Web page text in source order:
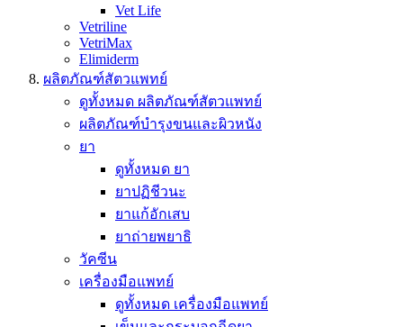
Vet Life
Vetriline
VetriMax
Elimiderm
ผลิตภัณฑ์สัตวแพทย์
ดูทั้งหมด ผลิตภัณฑ์สัตวแพทย์
ผลิตภัณฑ์บำรุงขนและผิวหนัง
ยา
ดูทั้งหมด ยา
ยาปฏิชีวนะ
ยาแก้อักเสบ
ยาถ่ายพยาธิ
วัคซีน
เครื่องมือแพทย์
ดูทั้งหมด เครื่องมือแพทย์